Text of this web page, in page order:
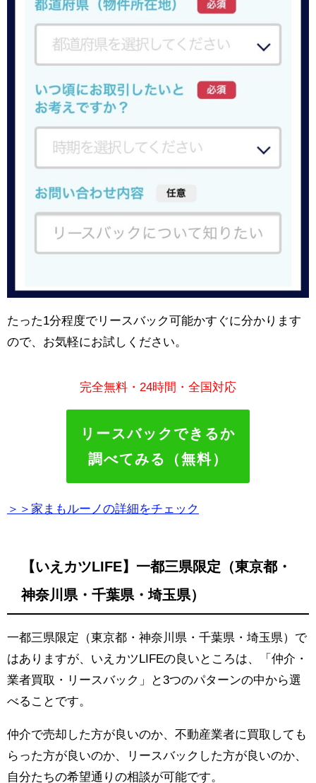
たった1分程度でリースバック可能かすぐに分かります
ので、お気軽にお試しください。
完全無料・24時間・全国対応
リースバックできるか
調べてみる（無料）
＞＞家まもルーノの詳細をチェック
【いえカツLIFE】一都三県限定（東京都・
神奈川県・千葉県・埼玉県）
一都三県限定（東京都・神奈川県・千葉県・埼玉県）で
はありますが、いえカツLIFEの良いところは、「仲介・
業者買取・リースバック」と3つのパターンの中から選
べることです。
仲介で売却した方が良いのか、不動産業者に買取しても
らった方が良いのか、リースバックした方が良いのか、
自分たちの希望通りの相談が可能です。